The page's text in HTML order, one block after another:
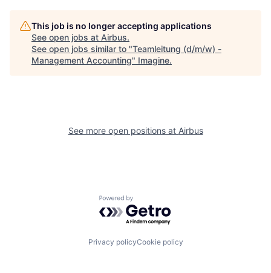
This job is no longer accepting applications
See open jobs at Airbus.
See open jobs similar to "Teamleitung (d/m/w) -
Management Accounting" Imagine.
See more open positions at Airbus
Powered by Getro.com
Privacy policyCookie policy